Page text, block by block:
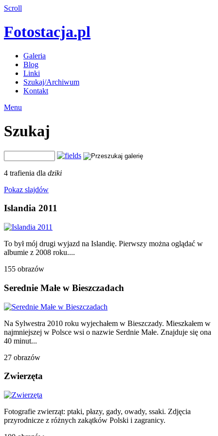
Scroll
Fotostacja.pl
Galeria
Blog
Linki
Szukaj/Archiwum
Kontakt
Menu
Szukaj
4 trafienia dla dziki
Pokaz slajdów
Islandia 2011
To był mój drugi wyjazd na Islandię. Pierwszy można oglądać w
albumie z 2008 roku....
155 obrazów
Serednie Małe w Bieszczadach
Na Sylwestra 2010 roku wyjechałem w Bieszczady. Mieszkałem w
najmniejszej w Polsce wsi o nazwie Serdnie Małe. Znajduje się ona
40 minut...
27 obrazów
Zwierzęta
Fotografie zwierząt: ptaki, płazy, gady, owady, ssaki. Zdjęcia
przyrodnicze z różnych zakątków Polski i zagranicy.